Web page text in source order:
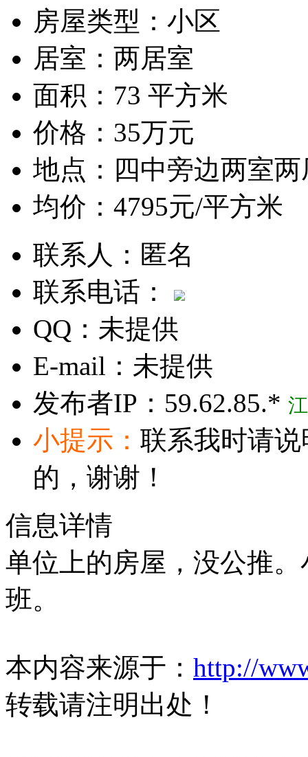
房屋类型： 小区
居室： 两居室
面积： 73 平方米
价格： 35万元
地点： 四中旁边两室两
均价： 4795元/平方米
联系人： 匿名
联系电话：
QQ： 未提供
E-mail： 未提供
发布者IP： 59.62.85.*
小提示： 联系我时请
的，谢谢！
信息详情
单位上的房屋，没公推
班。
本内容来源于： http://
转载请注明出处！